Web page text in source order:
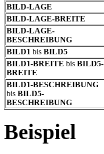
BILD-LAGE
BILD-LAGE-BREITE
BILD-LAGE-
BESCHREIBUNG
BILD1 bis BILD5
BILD1-BREITE bis BILD5-
BREITE
BILD1-BESCHREIBUNG
bis BILD5-
BESCHREIBUNG
Beispiel